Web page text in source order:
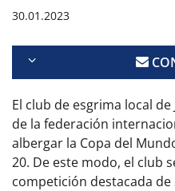
30.01.2023
El club de esgrima local
de la federación
albergar la Copa del
20. De este modo, el club
competición destacada de